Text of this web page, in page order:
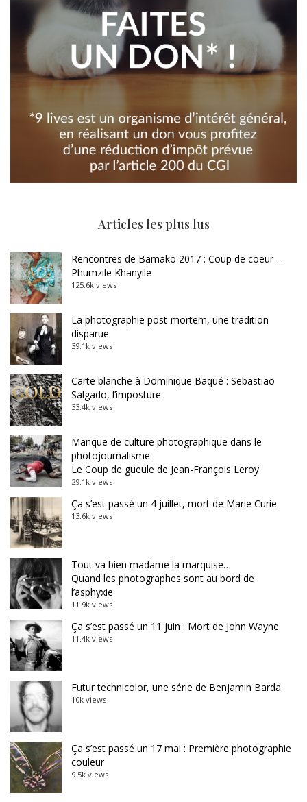
Articles les plus lus
Rencontres de Bamako 2017 : Coup de coeur –
Phumzile Khanyile
125.6k views
La photographie post-mortem, une tradition
disparue
39.1k views
Carte blanche à Dominique Baqué : Sebastião
Salgado, l’imposture
33.4k views
Manque de culture photographique dans le
photojournalisme
Le Coup de gueule de Jean-François Leroy
29.1k views
Ça s’est passé un 4 juillet, mort de Marie Curie
13.6k views
Tout va bien madame la marquise…
Quand les photographes sont au bord de
l’asphyxie
11.9k views
Ça s’est passé un 11 juin : Mort de John Wayne
11.4k views
Futur technicolor, une série de Benjamin Barda
10k views
Ça s’est passé un 17 mai : Première photographie
couleur
9.5k views